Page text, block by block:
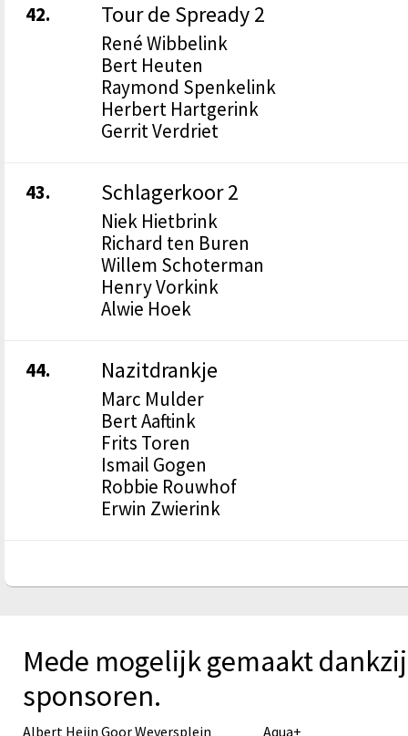
42. Tour de Spready 2
René Wibbelink
Bert Heuten
Raymond Spenkelink
Herbert Hartgerink
Gerrit Verdriet
43. Schlagerkoor 2
Niek Hietbrink
Richard ten Buren
Willem Schoterman
Henry Vorkink
Alwie Hoek
44. Nazitdrankje
Marc Mulder
Bert Aaftink
Frits Toren
Ismail Gogen
Robbie Rouwhof
Erwin Zwierink
Mede mogelijk gemaakt
sponsoren.
Albert Heijn Goor Weversplein
Aqua+